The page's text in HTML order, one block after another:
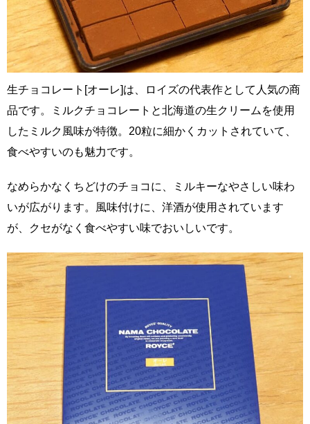
生チョコレート[オーレ]は、ロイズの代表作として人気の商
品です。ミルクチョコレートと北海道の生クリームを使用
したミルク風味が特徴。20粒に細かくカットされていて、
食べやすいのも魅力です。
なめらかなくちどけのチョコに、ミルキーなやさしい味わ
いが広がります。風味付けに、洋酒が使用されています
が、クセがなく食べやすい味でおいしいです。